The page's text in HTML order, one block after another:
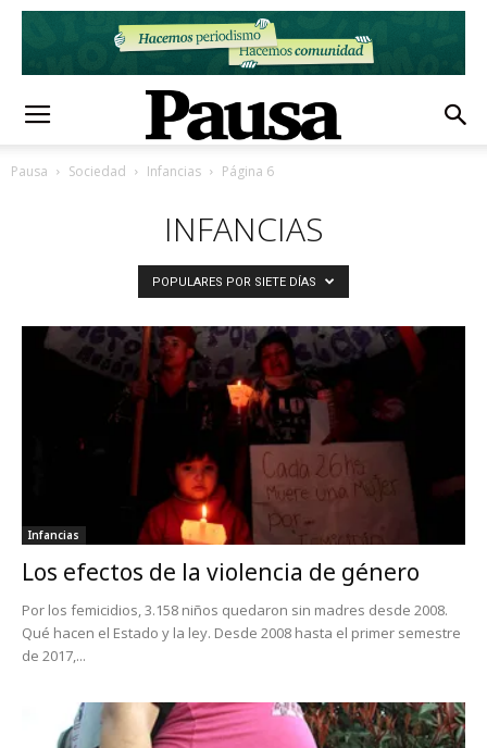
Pausa Sociedad Infancias Página 6
INFANCIAS
POPULARES POR SIETE DÍAS
Infancias
Los efectos de la violencia de género
Por los femicidios, 3.158 niños quedaron sin madres desde 2008.
Qué hacen el Estado y la ley. Desde 2008 hasta el primer semestre
de 2017,...